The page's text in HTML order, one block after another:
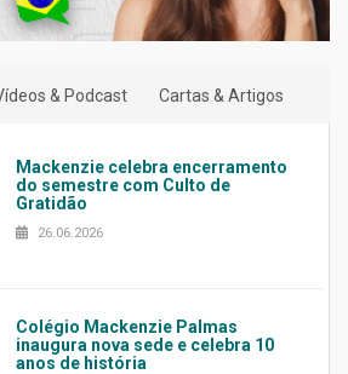
& Podcast Cartas & Artigos
Mackenzie celebra encerramento
do semestre com Culto de
Gratidão
26.06.2026
Colégio Mackenzie Palmas
inaugura nova sede e celebra 10
anos de história